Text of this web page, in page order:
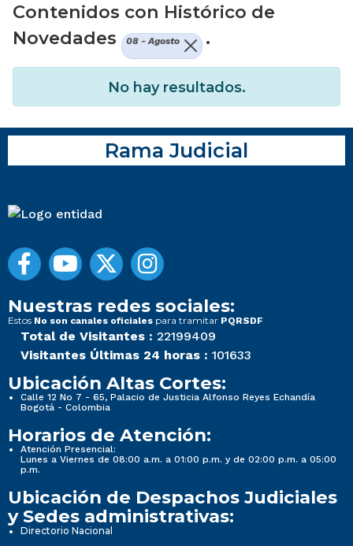
Contenidos con Histórico de
Novedades
08 - Agosto .
No hay resultados.
Rama Judicial
Nuestras redes sociales:
Estos No son canales oficiales para tramitar PQRSDF
Total de Visitantes : 22199409
Visitantes Últimas 24 horas : 101633
Ubicación Altas Cortes:
Calle 12 No 7 - 65, Palacio de Justicia Alfonso Reyes Echandía
Bogotá - Colombia
Horarios de Atención:
Atención Presencial:
Lunes a Viernes de 08:00 a.m. a 01:00 p.m. y de 02:00 p.m. a 05:00
p.m.
Ubicación de Despachos Judiciales
y Sedes administrativas:
Directorio Nacional